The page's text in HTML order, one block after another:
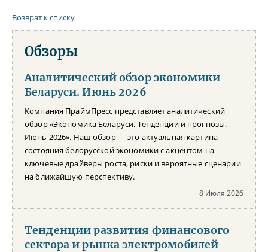
Возврат к списку
Обзоры
Аналитический обзор экономики
Беларуси. Июнь 2026
Компания ПраймПресс представляет аналитический
обзор «Экономика Беларуси. Тенденции и прогнозы.
Июнь 2026». Наш обзор — это актуальная картина
состояния белорусской экономики с акцентом на
ключевые драйверы роста, риски и вероятные сценарии
на ближайшую перспективу.
8 Июля 2026
Тенденции развития финансового
сектора и рынка электромобилей